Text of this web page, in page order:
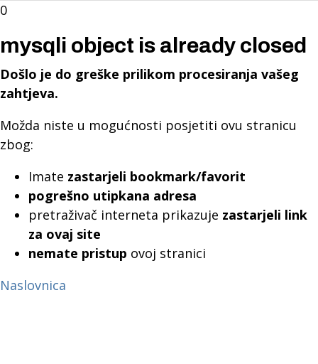
0
mysqli object is already closed
Došlo je do greške prilikom procesiranja vašeg
zahtjeva.
Možda niste u mogućnosti posjetiti ovu stranicu
zbog:
Imate zastarjeli bookmark/favorit
pogrešno utipkana adresa
pretraživač interneta prikazuje zastarjeli link
za ovaj site
nemate pristup ovoj stranici
Naslovnica